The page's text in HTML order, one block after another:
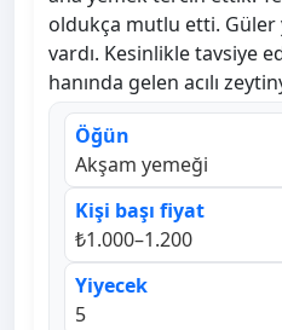
oldukça mutlu etti. Güler
vardı. Kesinlikle tavsiye
hanında gelen acılı
Öğün
Akşam yemeği
Kişi başı fiyat
₺1.000–1.200
Yiyecek
5